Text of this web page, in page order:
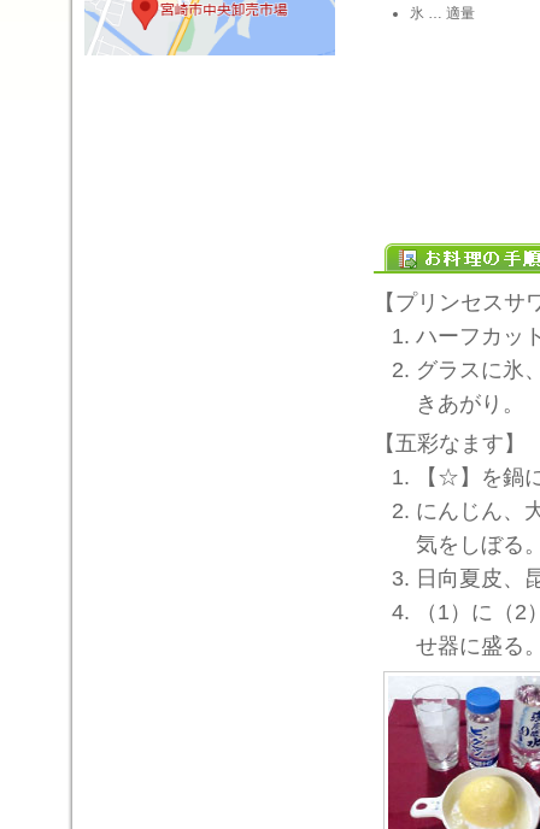
氷 … 適量
【プリンセスサ
ハーフカッ
グラスに氷
きあがり。
【五彩なます】
【☆】を鍋
にんじん、
気をしぼる
日向夏皮、
（1）に（
せ器に盛る